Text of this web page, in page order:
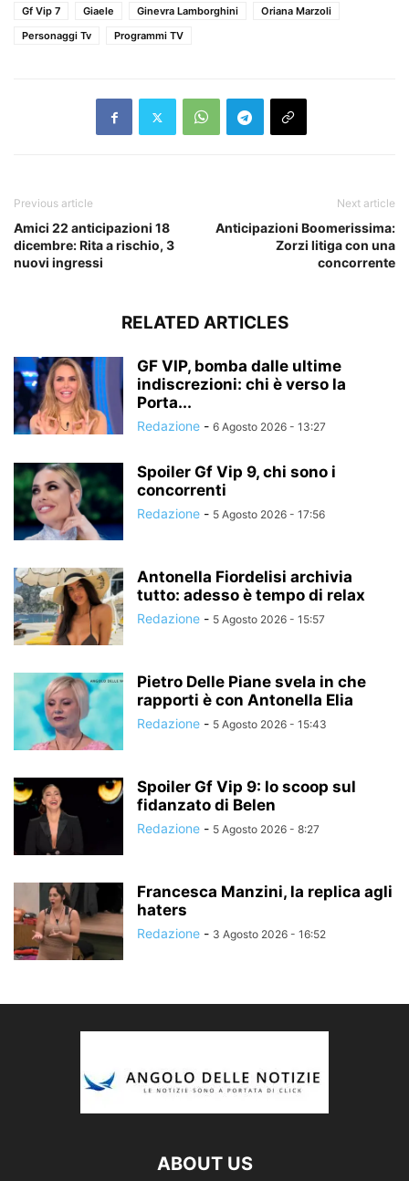
Gf Vip 7
Giaele Ginevra Lamborghini
Oriana Marzoli
Personaggi Tv
Programmi TV
Previous article
Amici 22 anticipazioni 18
dicembre: Rita a rischio, 3
nuovi ingressi
Next article
Anticipazioni Boomerissima:
Zorzi litiga con una
concorrente
RELATED ARTICLES
GF VIP, bomba dalle ultime
indiscrezioni: chi è verso la
Porta...
Redazione - 6 Agosto 2026 - 13:27
Spoiler Gf Vip 9, chi sono i
concorrenti
Redazione - 5 Agosto 2026 - 17:56
Antonella Fiordelisi archivia
tutto: adesso è tempo di relax
Redazione - 5 Agosto 2026 - 15:57
Pietro Delle Piane svela in che
rapporti è con Antonella Elia
Redazione - 5 Agosto 2026 - 15:43
Spoiler Gf Vip 9: lo scoop sul
fidanzato di Belen
Redazione - 5 Agosto 2026 - 8:27
Francesca Manzini, la replica agli
haters
Redazione - 3 Agosto 2026 - 16:52
ABOUT US